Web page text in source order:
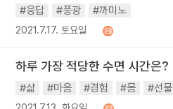
#응답
#풍광 #까미노
2021.7.17. 토요일
하루 가장 적당한 수면 시간은?
#삶 #마음 #경험 #몸 #선물